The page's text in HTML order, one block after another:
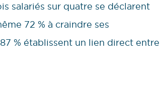
salariés sur quatre se déclarent
72 % à craindre ses
% établissent un lien direct entre